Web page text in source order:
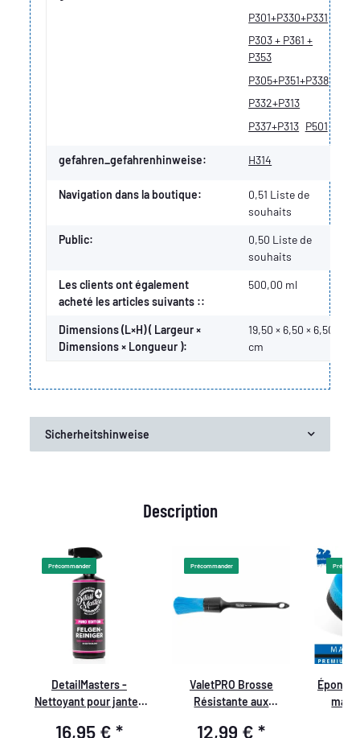
P301+P330+P331
P303 + P361 +
P353
P305+P351+P338
P332+P313
P337+P313 P501
gefahren_gefahrenhinweise: H314
Navigation dans la boutique:
0,51 Liste de
souhaits
Public: 0,50 Liste de
souhaits
Les clients ont également
acheté les articles suivants ::
500,00 ml
Dimensions (L×H) ( Largeur ×
Dimensions × Longueur ):
19,50 × 6,50 × 6,50
cm
Sicherheitshinweise
Description
Précommander
DetailMasters -
Nettoyant pour jantes
16,95 € *
Précommander
ValetPRO Brosse
Résistante aux
avec Manche en
12,99 €*
Éponge
main